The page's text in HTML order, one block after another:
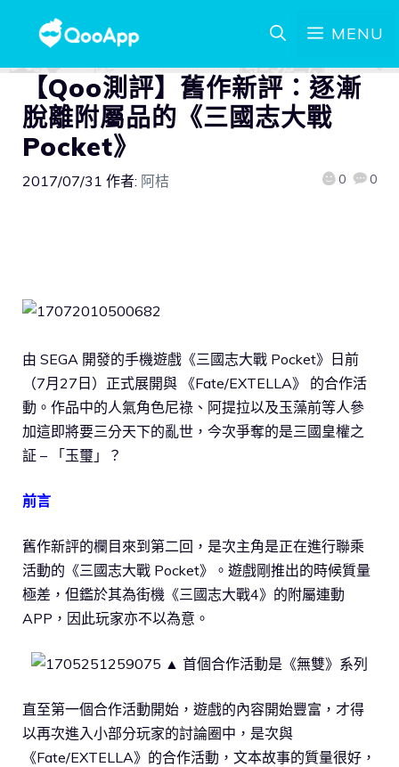
MENU
【Qoo測評】舊作新評：逐漸
脫離附屬品的《三國志大戰
Pocket》
2017/07/31 作者: 阿桔 0 0
由 SEGA 開發的手機遊戲《三國志大戰 Pocket》日前
（7月27日）正式展開與 《Fate/EXTELLA》 的合作活
動。作品中的人氣角色尼祿、阿提拉以及玉藻前等人參
加這即將要三分天下的亂世，今次爭奪的是三國皇權之
証 – 「玉璽」？
前言
舊作新評的欄目來到第二回，是次主角是正在進行聯乘
活動的《三國志大戰 Pocket》。遊戲剛推出的時候質量
極差，但鑑於其為街機《三國志大戰4》的附屬連動
APP，因此玩家亦不以為意。
▲ 首個合作活動是《無雙》系列
直至第一個合作活動開始，遊戲的內容開始豐富，才得
以再次進入小部分玩家的討論圈中，是次與
《Fate/EXTELLA》的合作活動，文本故事的質量很好，